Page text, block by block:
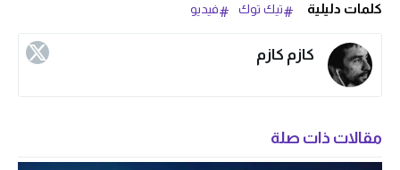
كلمات دليلية تيك توك فيديو
كازم كازم
مقالات ذات صلة